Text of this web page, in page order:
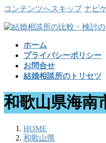
コンテンツへスキップ ナビ
ホーム
プライバシーポリシー
お問合せ
結婚相談所のトリセツ
和歌山県海南
HOME
和歌山県